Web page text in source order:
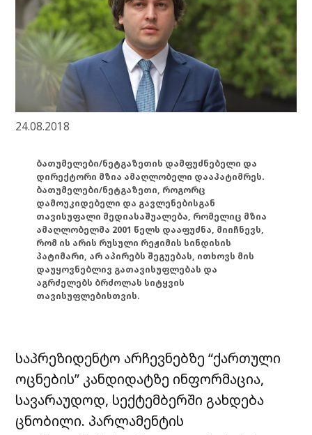
24.08.2018
ბათუმელები/ნეტგაზეთის დამფუძნებელი და
დირექტორი მზია ამაღლობელი დააპატიმრეს.
ბათუმელები/ნეტგაზეთი, როგორც
დამოუკიდებელი და გავლენებისგან
თავისუფალი მედიასაშუალება, რომელიც მზია
ამაღლობელმა 2001 წელს დააფუძნა, მიიჩნევს,
რომ ის არის რუსული რეჟიმის სინდისის
პატიმარი, არ აპირებს შეგუებას, ითხოვს მის
დაუყოვნებლივ გათავისუფლებას და
აგრძელებს ბრძოლას სიტყვის
თავისუფლებისთვის.
საპრეზიდენტო არჩევნებზე “ქართული
ოცნების” კანდიდატზე ინფორმაცია,
სავარაუდოდ, სექტემბერში გახდება
ცნობილი. პარლამენტის